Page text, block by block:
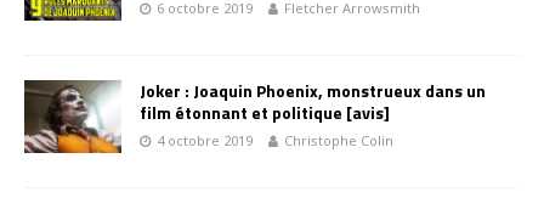
6 octobre 2019 Fletcher Arrowsmith
Joker : Joaquin Phoenix, monstrueux dans un
film étonnant et politique [avis]
4 octobre 2019 Christophe Colin